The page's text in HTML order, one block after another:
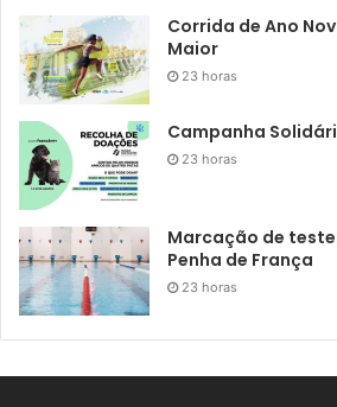
Corrida de Ano
Maior
23 horas
Campanha
23 horas
Marcação de
Penha de França
23 horas